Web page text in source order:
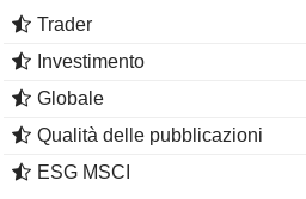
Trader
Investimento
Globale
Qualità delle pubblicazioni
ESG MSCI